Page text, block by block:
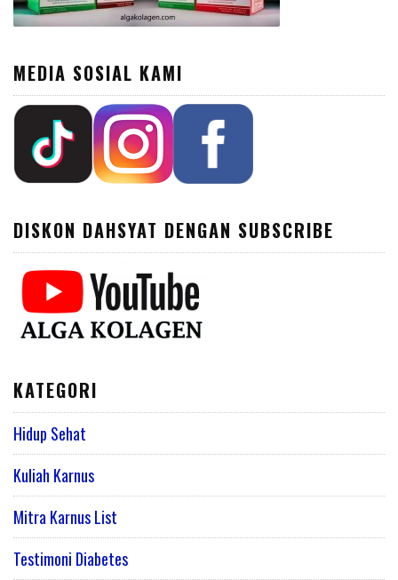
MEDIA SOSIAL KAMI
DISKON DAHSYAT DENGAN SUBSCRIBE
KATEGORI
Hidup Sehat
Kuliah Karnus
Mitra Karnus List
Testimoni Diabetes